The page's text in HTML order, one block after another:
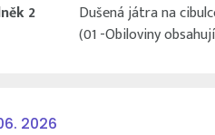
2
Dušená játra na
(01 -Obiloviny
2026